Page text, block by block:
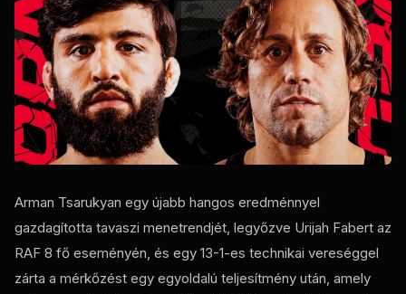
Arman Tsarukyan egy újabb hangos eredménnyel
gazdagította tavaszi menetrendjét, legyőzve Urijah Fabert az
RAF 8 fő eseményén, és egy 13-1-es technikai vereséggel
zárta a mérkőzést egy egyoldalú teljesítmény után, amely